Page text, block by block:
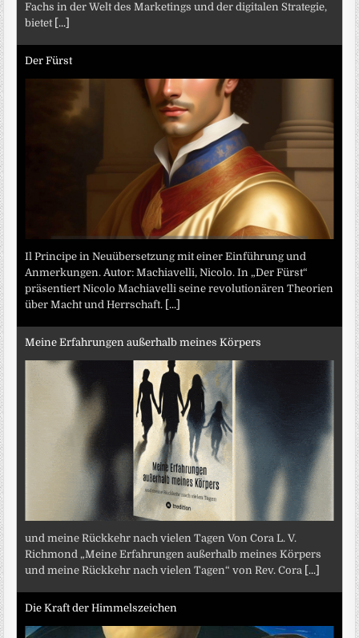
Fachs in der Welt des Marketings und der digitalen Strategie,
bietet [...]
Der Fürst
Il Principe in Neuübersetzung mit einer Einführung und
Anmerkungen. Autor: Machiavelli, Nicolo. In „Der Fürst“
präsentiert Nicolo Machiavelli seine revolutionären Theorien
über Macht und Herrschaft. [...]
Meine Erfahrungen außerhalb meines Körpers
und meine Rückkehr nach vielen Tagen Von Cora L. V.
Richmond „Meine Erfahrungen außerhalb meines Körpers
und meine Rückkehr nach vielen Tagen“ von Rev. Cora [...]
Die Kraft der Himmelszeichen